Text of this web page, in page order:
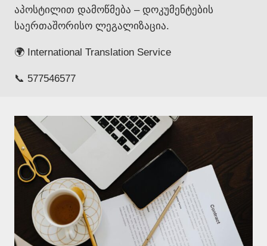
აპოსტილით დამოწმება – დოკუმენტების
საერთაშორისო ლეგალიზაცია.
🌍 International Translation Service
📞 577546577